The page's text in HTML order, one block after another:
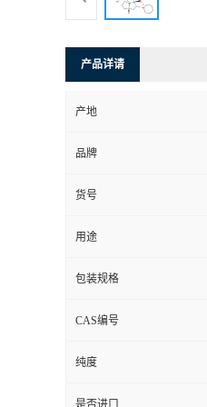
产品详请
产地
品牌
货号
用途
包装规格
CAS编号
纯度
是否进口